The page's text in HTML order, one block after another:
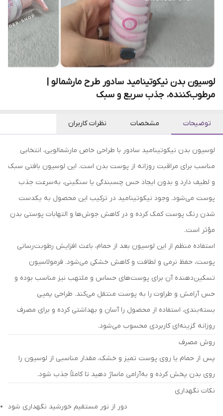
لوسیون بدن نیکوتینامید سادور طرح مارشمالو |
مرطوب‌کننده، جذب سریع و سبک
توضیحات مشخصات نظرات کاربران
لوسیون بدن نیکوتینامید سادور با طراحی خاص مارشمالویی، انتخابی
مناسب برای مراقبت روزانه از پوست بدن است. این لوسیون بافتی سبک
و لطیف دارد و بدون ایجاد حس چسبندگی یا سنگینی، به‌سرعت جذب
پوست می‌شود. وجود نیکوتینامید در ترکیب این محصول به یکدست
شدن رنگ پوست کمک کرده و در کاهش جوش‌ها و التهابات پوستی بدن
مؤثر است.
استفاده منظم از این لوسیون بعد از حمام، باعث افزایش رطوبت‌رسانی
پوست، حفظ نرمی و لطافت و کاهش خشکی می‌شود. فرمولاسیون
تسکین‌دهنده آن برای پوست‌های حساس و ملتهب نیز مناسب بوده و
حس آرامش و طراوت را به پوست منتقل می‌کند. طراحی پمپی
بسته‌بندی، استفاده از محصول را آسان و بهداشتی کرده و برای مصرف
روزانه گزینه‌ای کاربردی محسوب می‌شود.
روش مصرف
پس از حمام یا روی پوست تمیز و خشک، مقدار مناسبی از لوسیون را
روی بدن پخش کرده و به‌آرامی ماساژ دهید تا کاملاً جذب شود.
نکات نگهداری
دور از نور مستقیم خورشید نگهداری شود